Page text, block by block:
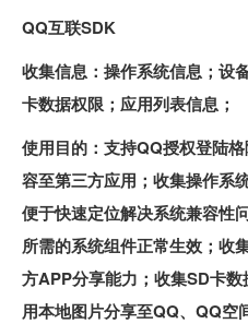
QQ互联SDK
收集信息：操作系统信息；设
卡数据权限；应用列表信息；
使用目的：支持QQ授权登陆
容至第三方应用；收集操作系
便于快速定位解决系统兼容性
所需的系统组件正常生效；收
方APP分享能力；收集SD卡
用本地图片分享至QQ、QQ空